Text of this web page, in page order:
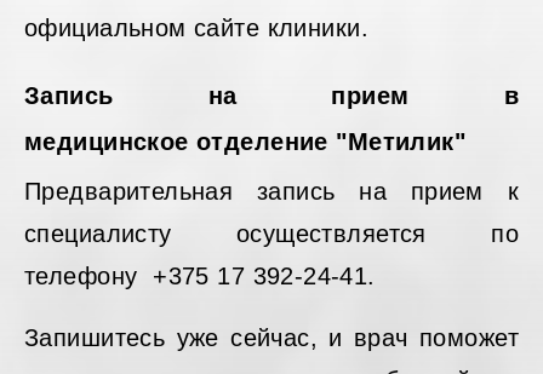
официальном сайте клиники.
Запись на прием в
медицинское отделение "Метилик"
Предварительная запись на прием к
специалисту осуществляется по
телефону +375 17 392-24-41.
Запишитесь уже сейчас, и врач поможет